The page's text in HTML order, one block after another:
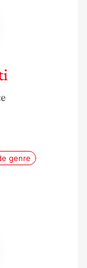
genre